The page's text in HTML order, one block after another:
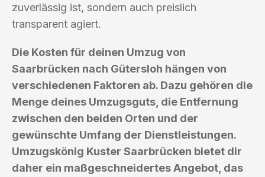
zuverlässig ist, sondern auch preislich
transparent agiert.
Die Kosten für deinen Umzug von
Saarbrücken nach Gütersloh hängen von
verschiedenen Faktoren ab. Dazu gehören die
Menge deines Umzugsguts, die Entfernung
zwischen den beiden Orten und der
gewünschte Umfang der Dienstleistungen.
Umzugskönig Kuster Saarbrücken bietet dir
daher ein maßgeschneidertes Angebot, das